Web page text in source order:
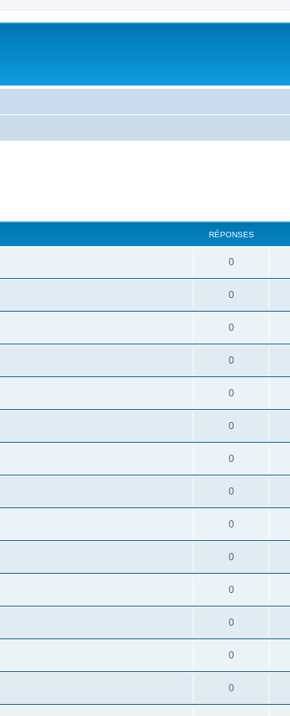
RÉPONSES
0
0
0
0
0
0
0
0
0
0
0
0
0
0